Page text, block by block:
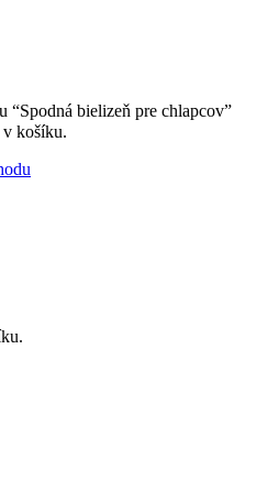
košíku.
“Spodná bielizeň pre chlapcov”